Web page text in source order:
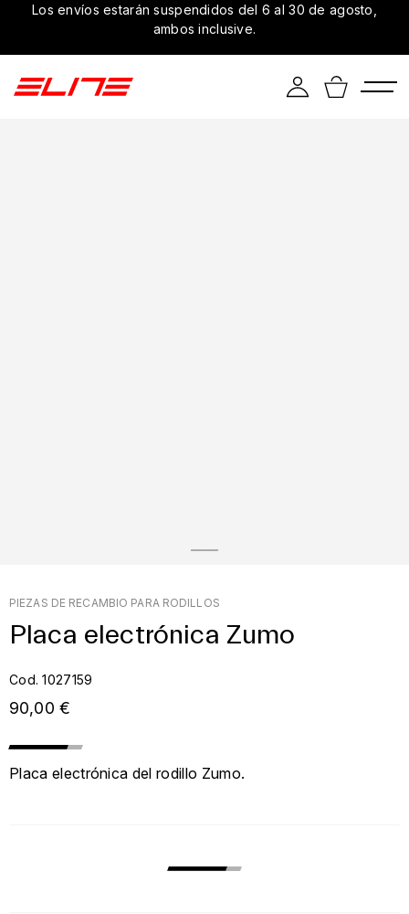
Los envíos estarán suspendidos del 6 al 30 de agosto,
ambos inclusive.
PIEZAS DE RECAMBIO PARA RODILLOS
Placa electrónica Zumo
Cod. 1027159
90,00 €
Placa electrónica del rodillo Zumo.